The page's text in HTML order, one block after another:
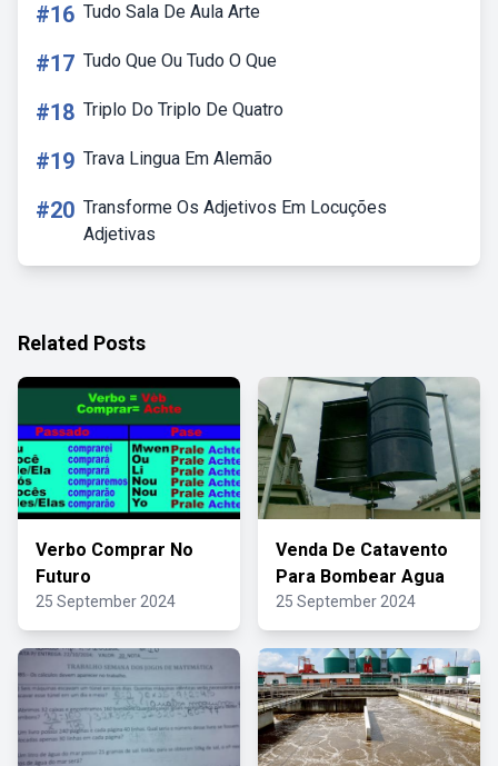
#16 Tudo Sala De Aula Arte
#17 Tudo Que Ou Tudo O Que
#18 Triplo Do Triplo De Quatro
#19 Trava Lingua Em Alemão
#20 Transforme Os Adjetivos Em Locuções
Adjetivas
Related Posts
Verbo Comprar No
Futuro
25 September 2024
Venda De Catavento
Para Bombear Agua
25 September 2024